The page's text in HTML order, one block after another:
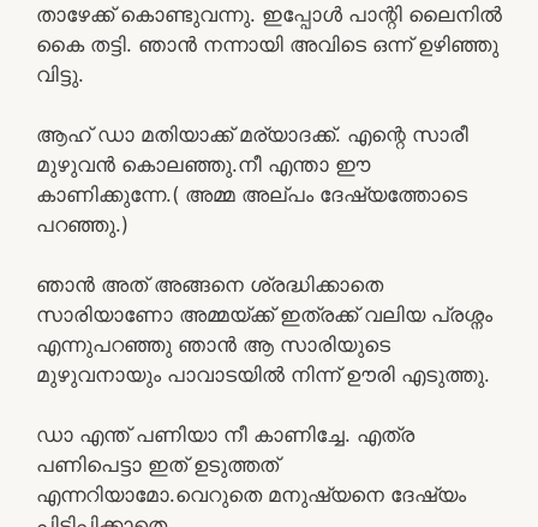
താഴേക്ക് കൊണ്ടുവന്നു. ഇപ്പോൾ പാന്റി ലൈനിൽ
കൈ തട്ടി. ഞാൻ നന്നായി അവിടെ ഒന്ന് ഉഴിഞ്ഞു
വിട്ടു.
ആഹ് ഡാ മതിയാക്ക് മര്യാദക്ക്. എന്റെ സാരീ
മുഴുവൻ കൊലഞ്ഞു.നീ എന്താ ഈ
കാണിക്കുന്നേ.( അമ്മ അല്പം ദേഷ്യത്തോടെ
പറഞ്ഞു.)
ഞാൻ അത് അങ്ങനെ ശ്രദ്ധിക്കാതെ
സാരിയാണോ അമ്മയ്ക്ക് ഇത്രക്ക് വലിയ പ്രശ്നം
എന്നുപറഞ്ഞു ഞാൻ ആ സാരിയുടെ
മുഴുവനായും പാവാടയിൽ നിന്ന് ഊരി എടുത്തു.
ഡാ എന്ത് പണിയാ നീ കാണിച്ചേ. എത്ര
പണിപെട്ടാ ഇത് ഉടുത്തത്
എന്നറിയാമോ.വെറുതെ മനുഷ്യനെ ദേഷ്യം